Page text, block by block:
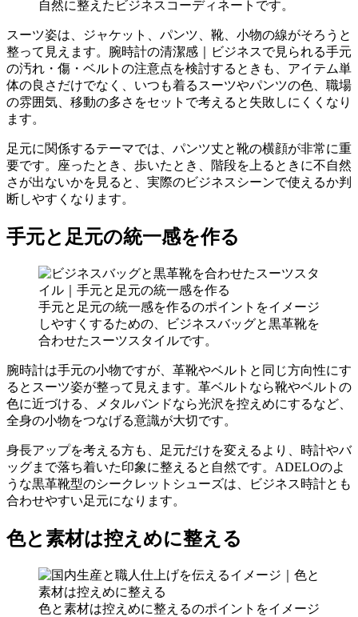
自然に整えたビジネスコーディネートです。
スーツ姿は、ジャケット、パンツ、靴、小物の線がそろうと
整って見えます。腕時計の清潔感｜ビジネスで見られる手元
の汚れ・傷・ベルトの注意点を検討するときも、アイテム単
体の良さだけでなく、いつも着るスーツやパンツの色、職場
の雰囲気、移動の多さをセットで考えると失敗しにくくなり
ます。
足元に関係するテーマでは、パンツ丈と靴の横顔が非常に重
要です。座ったとき、歩いたとき、階段を上るときに不自然
さが出ないかを見ると、実際のビジネスシーンで使えるか判
断しやすくなります。
手元と足元の統一感を作る
手元と足元の統一感を作るのポイントをイメージ
しやすくするための、ビジネスバッグと黒革靴を
合わせたスーツスタイルです。
腕時計は手元の小物ですが、革靴やベルトと同じ方向性にす
るとスーツ姿が整って見えます。革ベルトなら靴やベルトの
色に近づける、メタルバンドなら光沢を控えめにするなど、
全身の小物をつなげる意識が大切です。
身長アップを考える方も、足元だけを変えるより、時計やバ
ッグまで落ち着いた印象に整えると自然です。ADELOのよ
うな黒革靴型のシークレットシューズは、ビジネス時計とも
合わせやすい足元になります。
色と素材は控えめに整える
色と素材は控えめに整えるのポイントをイメージ